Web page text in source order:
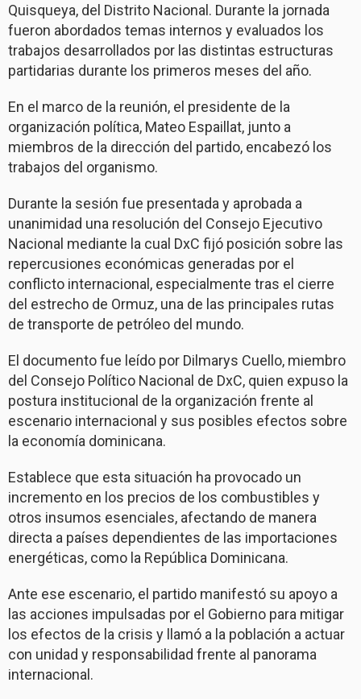
Quisqueya, del Distrito Nacional. Durante la jornada
fueron abordados temas internos y evaluados los
trabajos desarrollados por las distintas estructuras
partidarias durante los primeros meses del año.
En el marco de la reunión, el presidente de la
organización política, Mateo Espaillat, junto a
miembros de la dirección del partido, encabezó los
trabajos del organismo.
Durante la sesión fue presentada y aprobada a
unanimidad una resolución del Consejo Ejecutivo
Nacional mediante la cual DxC fijó posición sobre las
repercusiones económicas generadas por el
conflicto internacional, especialmente tras el cierre
del estrecho de Ormuz, una de las principales rutas
de transporte de petróleo del mundo.
El documento fue leído por Dilmarys Cuello, miembro
del Consejo Político Nacional de DxC, quien expuso la
postura institucional de la organización frente al
escenario internacional y sus posibles efectos sobre
la economía dominicana.
Establece que esta situación ha provocado un
incremento en los precios de los combustibles y
otros insumos esenciales, afectando de manera
directa a países dependientes de las importaciones
energéticas, como la República Dominicana.
Ante ese escenario, el partido manifestó su apoyo a
las acciones impulsadas por el Gobierno para mitigar
los efectos de la crisis y llamó a la población a actuar
con unidad y responsabilidad frente al panorama
internacional.